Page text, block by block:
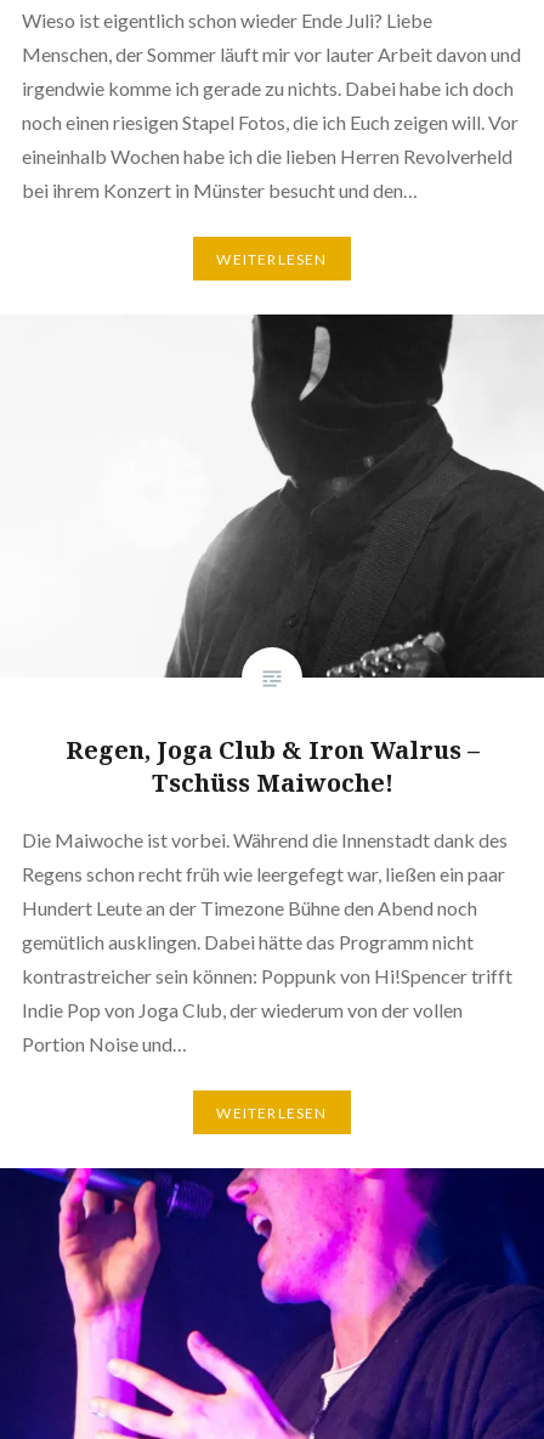
Wieso ist eigentlich schon wieder Ende Juli? Liebe
Menschen, der Sommer läuft mir vor lauter Arbeit davon und
irgendwie komme ich gerade zu nichts. Dabei habe ich doch
noch einen riesigen Stapel Fotos, die ich Euch zeigen will. Vor
eineinhalb Wochen habe ich die lieben Herren Revolverheld
bei ihrem Konzert in Münster besucht und den…
WEITERLESEN
Regen, Joga Club & Iron Walrus –
Tschüss Maiwoche!
Die Maiwoche ist vorbei. Während die Innenstadt dank des
Regens schon recht früh wie leergefegt war, ließen ein paar
Hundert Leute an der Timezone Bühne den Abend noch
gemütlich ausklingen. Dabei hätte das Programm nicht
kontrastreicher sein können: Poppunk von Hi!Spencer trifft
Indie Pop von Joga Club, der wiederum von der vollen
Portion Noise und…
WEITERLESEN